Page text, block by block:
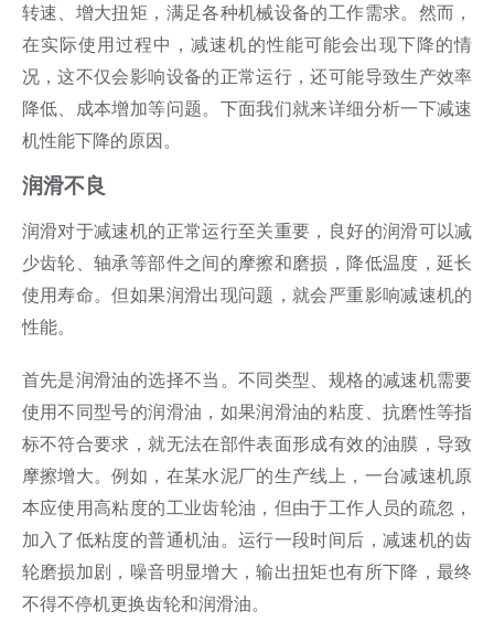
转速、增大扭矩，满足各种机械设备的工作需求。然而，
在实际使用过程中，减速机的性能可能会出现下降的情
况，这不仅会影响设备的正常运行，还可能导致生产效率
降低、成本增加等问题。下面我们就来详细分析一下减速
机性能下降的原因。
润滑不良
润滑对于减速机的正常运行至关重要，良好的润滑可以减
少齿轮、轴承等部件之间的摩擦和磨损，降低温度，延长
使用寿命。但如果润滑出现问题，就会严重影响减速机的
性能。
首先是润滑油的选择不当。不同类型、规格的减速机需要
使用不同型号的润滑油，如果润滑油的粘度、抗磨性等指
标不符合要求，就无法在部件表面形成有效的油膜，导致
摩擦增大。例如，在某水泥厂的生产线上，一台减速机原
本应使用高粘度的工业齿轮油，但由于工作人员的疏忽，
加入了低粘度的普通机油。运行一段时间后，减速机的齿
轮磨损加剧，噪音明显增大，输出扭矩也有所下降，最终
不得不停机更换齿轮和润滑油。